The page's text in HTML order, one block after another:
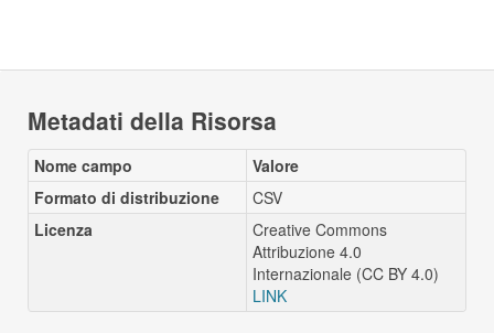
Metadati della Risorsa
Nome campo
Valore
Formato di distribuzione
CSV
Licenza
Creative Commons
Attribuzione 4.0
Internazionale (CC BY 4.0)
LINK